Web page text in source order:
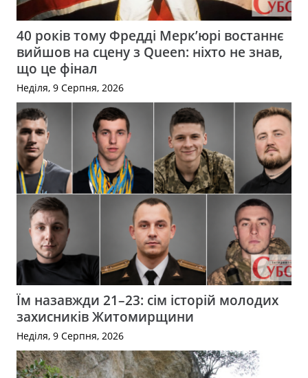
40 років тому Фредді Мерк’юрі востаннє
вийшов на сцену з Queen: ніхто не знав,
що це фінал
Неділя, 9 Серпня, 2026
Їм назавжди 21–23: сім історій молодих
захисників Житомирщини
Неділя, 9 Серпня, 2026